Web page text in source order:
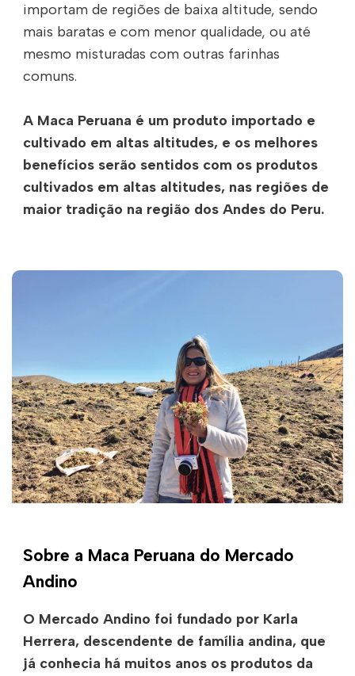
importam de regiões de baixa altitude, sendo
mais baratas e com menor qualidade, ou até
mesmo misturadas com outras farinhas
comuns.
A Maca Peruana é um produto importado e
cultivado em altas altitudes, e os melhores
benefícios serão sentidos com os produtos
cultivados em altas altitudes, nas regiões de
maior tradição na região dos Andes do Peru.
Sobre a Maca Peruana do Mercado
Andino
O Mercado Andino foi fundado por Karla
Herrera, descendente de família andina, que
já conhecia há muitos anos os produtos da